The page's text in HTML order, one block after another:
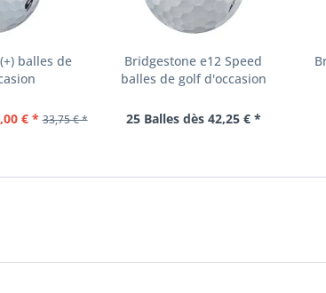
balles de
€ * 33,75 € *
Bridgestone e12 Speed
balles de golf d'occasion
25 Balles dès 42,25 € *